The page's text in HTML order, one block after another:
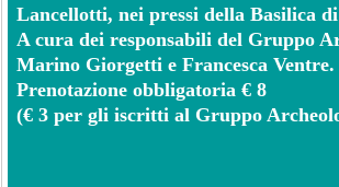
Lancellotti, nei pressi della Basilica
A cura dei responsabili del Gruppo
Marino Giorgetti e Francesca Ventre.
Prenotazione obbligatoria € 8
(€ 3 per gli iscritti al Gruppo